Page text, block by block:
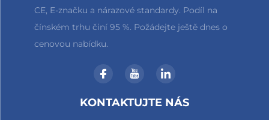
CE, E-značku a nárazové standardy. Podíl na
čínském trhu činí 95 %. Požádejte ještě dnes o
cenovou nabídku.
KONTAKTUJTE NÁS